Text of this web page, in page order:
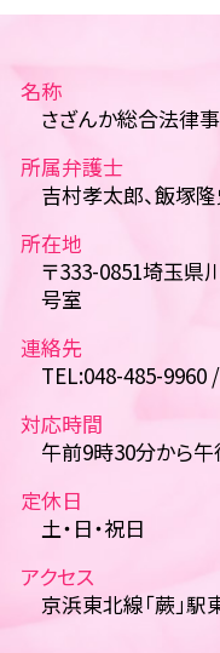
名称
さざんか総合法律
所属弁護士
吉村孝太郎、飯塚
所在地
〒333-0851埼玉県
号室
連絡先
TEL:048-485-9960
対応時間
午前9時30分から
定休日
土・日・祝日
アクセス
京浜東北線「蕨」